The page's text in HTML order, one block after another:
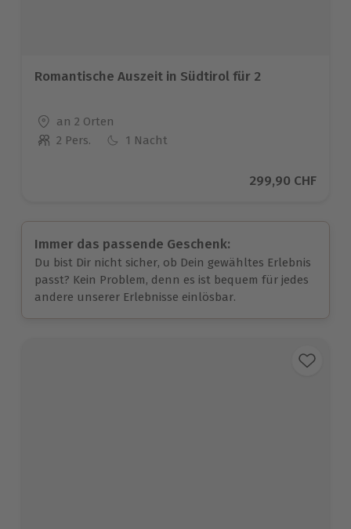
Romantische Auszeit in Südtirol für 2
Standort
an 2 Orten
Anzahl der Teilnehmer
2 Pers. 1 Nacht
Aktueller Preis
299,90 CHF
Immer das passende Geschenk:
Du bist Dir nicht sicher, ob Dein gewähltes Erlebnis
passt? Kein Problem, denn es ist bequem für jedes
andere unserer Erlebnisse einlösbar.